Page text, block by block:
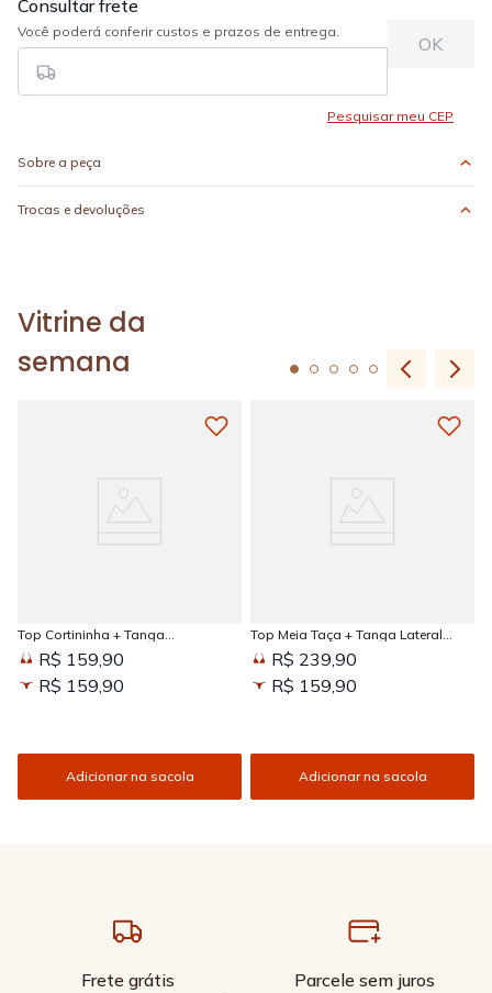
Sobre a peça
Trocas e devoluções
Vitrine da
semana
Top Cortininha + Tanga
Amarradinha Estampada Sun
KissedR$ 159,90
R$ 159,90
Adicionar na sacola
Top Meia Taça + Tanga Lateral
Larga Estampada Sun Kissed
R$ 239,90
R$ 159,90
Adicionar na sacola
Frete grátis
Parcele sem juros